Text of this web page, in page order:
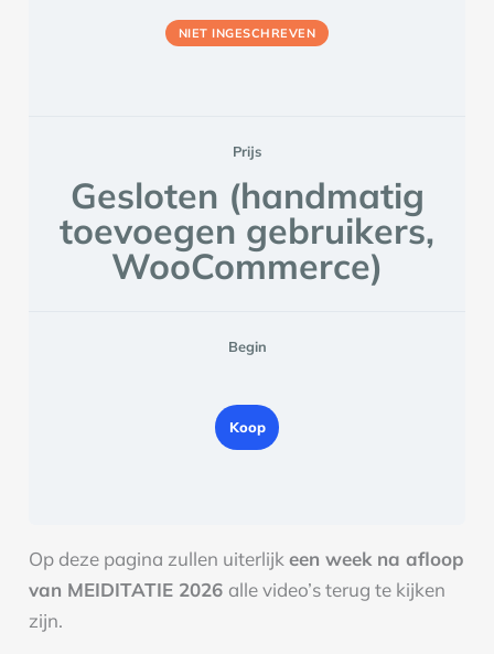
NIET INGESCHREVEN
Prijs
Gesloten (handmatig
toevoegen gebruikers,
WooCommerce)
Begin
Koop
Op deze pagina zullen uiterlijkeen week na afloop
van MEIDITATIE 2026 alle video’s terug te kijken
zijn.